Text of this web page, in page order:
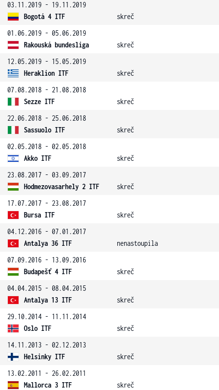
03.11.2019 - 19.11.2019
Bogotá 4 ITF
skreč
01.06.2019 - 05.06.2019
Rakouská bundesliga
skreč
12.05.2019 - 15.05.2019
Heraklion ITF
skreč
07.08.2018 - 21.08.2018
Sezze ITF
skreč
22.06.2018 - 25.06.2018
Sassuolo ITF
skreč
02.05.2018 - 02.05.2018
Akko ITF
skreč
23.08.2017 - 03.09.2017
Hodmezovasarhely 2 ITF
skreč
17.07.2017 - 23.08.2017
Bursa ITF
skreč
04.12.2016 - 07.01.2017
Antalya 36 ITF
nenastoupila
07.09.2016 - 13.09.2016
Budapešť 4 ITF
skreč
04.04.2015 - 08.04.2015
Antalya 13 ITF
skreč
29.10.2014 - 11.11.2014
Oslo ITF
skreč
14.11.2013 - 02.12.2013
Helsinky ITF
skreč
13.02.2011 - 26.02.2011
Mallorca 3 ITF
skreč